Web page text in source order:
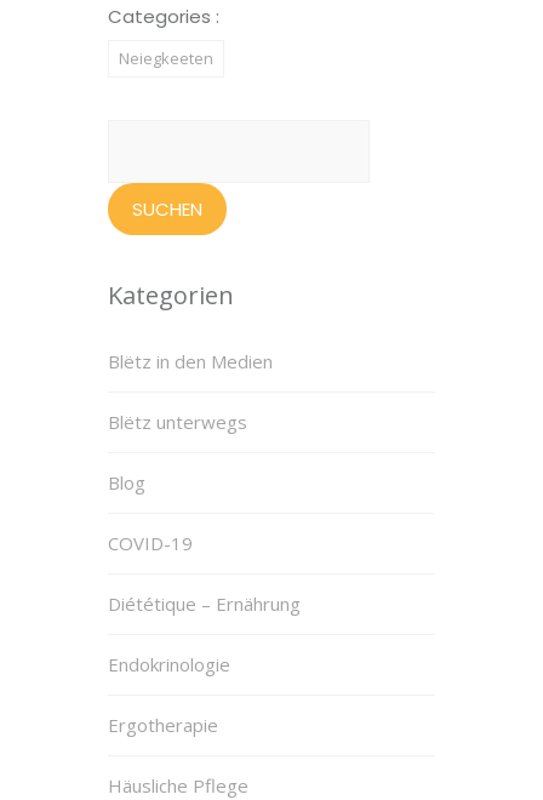
Categories :
Neiegkeeten
Kategorien
Blëtz in den Medien
Blëtz unterwegs
Blog
COVID-19
Diététique – Ernährung
Endokrinologie
Ergotherapie
Häusliche Pflege